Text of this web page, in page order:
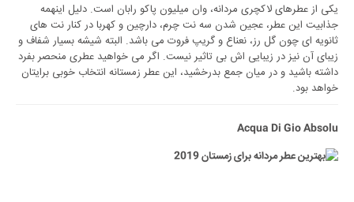
یکی از عطرهای لاکچری مردانه، وان میلیون پاکو رابان است. دلیل اینهمه
جذابیت این عطر، عجین شدن سه نت چرم، دارچین و کهربا در کنار نت های
ثانویه ای چون گل رز، نعناع و گریپ فروت می باشد. البته شیشه بسیار شفاف و
زیبای آن نیز در زیبایی اش بی تاثیر نیست. اگر می خواهید عطری منحصر بفرد
داشته باشید و در میان جمع بدرخشید، این عطر زمستانه انتخاب خوبی برایتان
خواهد بود.
Acqua Di Gio Absolu